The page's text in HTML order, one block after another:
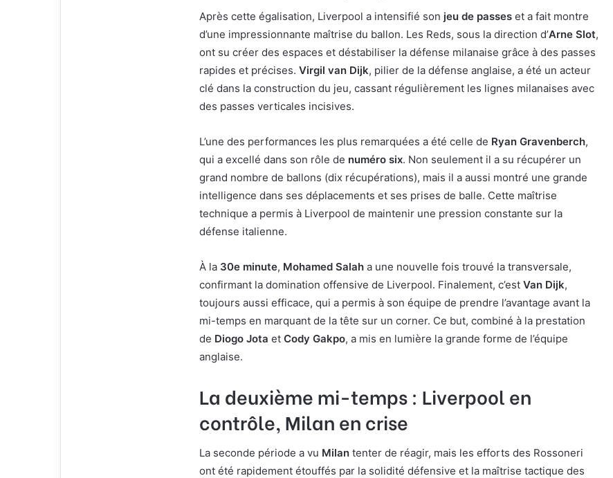
Après cette égalisation, Liverpool a intensifié son jeu de passes et a fait montre
d’une impressionnante maîtrise du ballon. Les Reds, sous la direction d’Arne Slot,
ont su créer des espaces et déstabiliser la défense milanaise grâce à des passes
rapides et précises. Virgil van Dijk, pilier de la défense anglaise, a été un acteur
clé dans la construction du jeu, cassant régulièrement les lignes milanaises avec
des passes verticales incisives.
L’une des performances les plus remarquées a été celle de Ryan Gravenberch,
qui a excellé dans son rôle de numéro six. Non seulement il a su récupérer un
grand nombre de ballons (dix récupérations), mais il a aussi montré une grande
intelligence dans ses déplacements et ses prises de balle. Cette maîtrise
technique a permis à Liverpool de maintenir une pression constante sur la
défense italienne.
À la 30e minute, Mohamed Salah a une nouvelle fois trouvé la transversale,
confirmant la domination offensive de Liverpool. Finalement, c’est Van Dijk,
toujours aussi efficace, qui a permis à son équipe de prendre l’avantage avant la
mi-temps en marquant de la tête sur un corner. Ce but, combiné à la prestation
de Diogo Jota et Cody Gakpo, a mis en lumière la grande forme de l’équipe
anglaise.
La deuxième mi-temps : Liverpool en
contrôle, Milan en crise
La seconde période a vu Milan tenter de réagir, mais les efforts des Rossoneri
ont été rapidement étouffés par la solidité défensive et la maîtrise tactique des